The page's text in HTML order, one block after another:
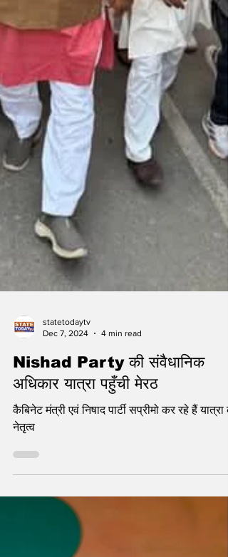
Dec 7, 2024
4 min read
Nishad Party की संवैधानिक
अधिकार यात्रा पहुँची मेरठ
कैबिनेट मंत्री एवं निषाद पार्टी सप्रीमो कर रहे हैं यात्रा
नेतृत्व